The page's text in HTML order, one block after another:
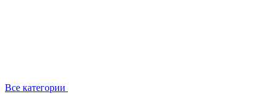
Все категории